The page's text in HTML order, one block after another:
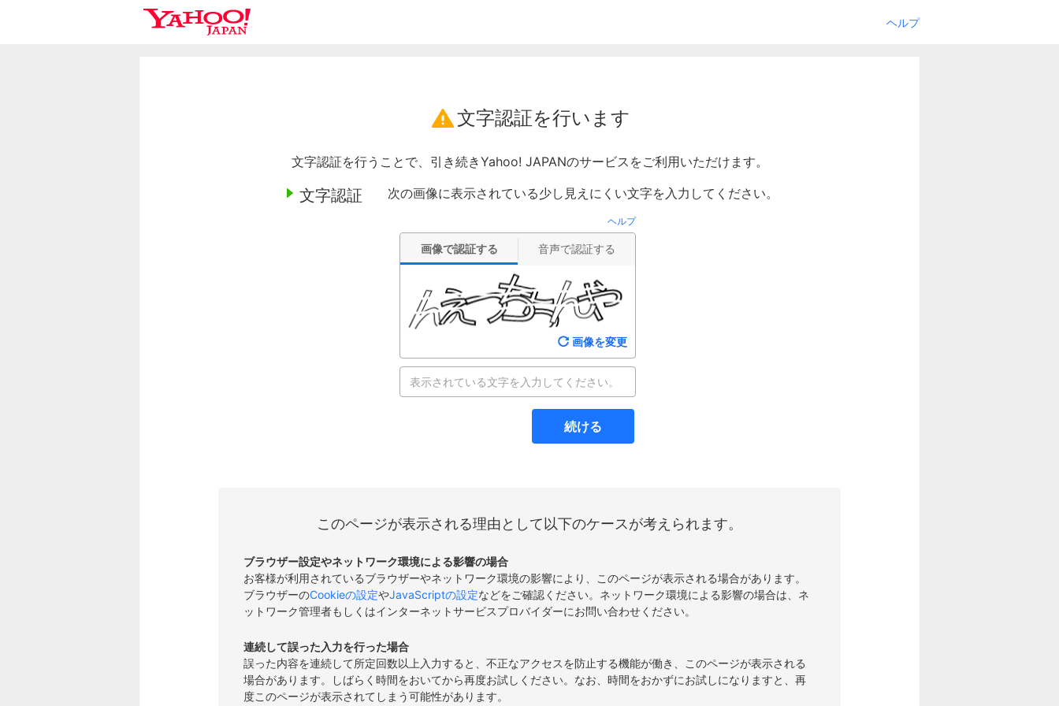
ヘルプ
文字認証を行います
文字認証を行うことで、引き続きYahoo! JAPANのサービスをご利用いただけます。
文字認証 次の画像に表示されている少し見えにくい文字を入力してください。
ヘルプ
画像で認証する 音声で認証する
画像を変更
続ける
このページが表示される理由として以下のケースが考えられます。
ブラウザー設定やネットワーク環境による影響の場合
お客様が利用されているブラウザーやネットワーク環境の影響により、このページが表示される場合があります。
ブラウザーのCookieの設定やJavaScriptの設定などをご確認ください。ネットワーク環境による影響の場合は、ネ
ットワーク管理者もしくはインターネットサービスプロバイダーにお問い合わせください。
連続して誤った入力を行った場合
誤った内容を連続して所定回数以上入力すると、不正なアクセスを防止する機能が働き、このページが表示される
場合があります。しばらく時間をおいてから再度お試しください。なお、時間をおかずにお試しになりますと、再
度このページが表示されてしまう可能性があります。